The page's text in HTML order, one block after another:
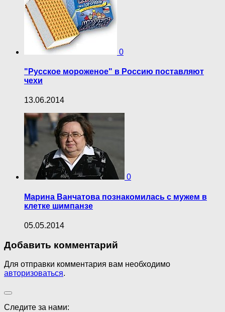
0
"Русское мороженое" в Россию поставляют
чехи
13.06.2014
0
Марина Ванчатова познакомилась с мужем в
клетке шимпанзе
05.05.2014
Добавить комментарий
Для отправки комментария вам необходимо
авторизоваться.
Следите за нами: